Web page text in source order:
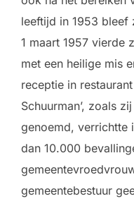
leeftijd in 1953 bleef
1 maart 1957 vierde
met een heilige mis
receptie in
Schuurman’, zoals
genoemd, verrichtte
dan 10.000
gemeentebestuur